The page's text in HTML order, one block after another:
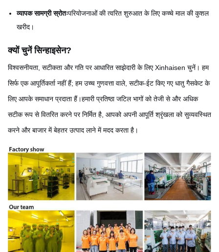
व्यापक सामग्री स्रोतःपरियोजनाओं की त्वरित शुरुआत के लिए कच्चे माल की कुशल
खरीद।
क्यों चुनें सिन्हाइसेन?
विश्वसनीयता, सटीकता और गति पर आधारित साझेदारी के लिए Xinhaisen चुनें। हम
सिर्फ एक आपूर्तिकर्ता नहीं हैं; हम उच्च गुणवत्ता वाले, सटीक-ईट किए गए धातु गैसकेट के
लिए आपके समाधान प्रदाता हैं।हमारी प्रतिष्ठा जटिल भागों को तेजी से और अधिक
सटीक रूप से वितरित करने पर निर्मित है, आपको अपनी आपूर्ति श्रृंखला को सुव्यवस्थित
करने और बाजार में बेहतर उत्पाद लाने में मदद करता है।